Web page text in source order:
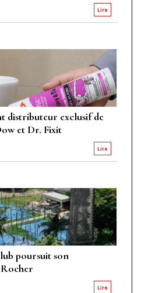
Lire
distributeur exclusif de
et Dr. Fixit
Lire
poursuit son
Lire